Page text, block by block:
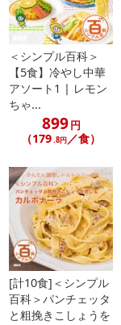
商品によって発送
品は、ご利用いた
り、転売等は固く
サービス利用を停
＜シンプル百科＞
【5食】冷やし中華
アソート1 | レモン
ちゃ...
899円
（179.8円／食）
[計10食]＜シンプル
百科＞パンチェッタ
と粗挽きこしょうを